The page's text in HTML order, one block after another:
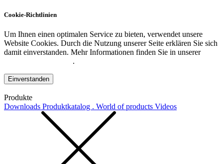
Cookie-Richtlinien
Um Ihnen einen optimalen Service zu bieten, verwendet unsere
Website Cookies. Durch die Nutzung unserer Seite erklären Sie sich
damit einverstanden. Mehr Informationen finden Sie in unserer
.
Einverstanden
Produkte
Downloads Produktkatalog . World of products Videos